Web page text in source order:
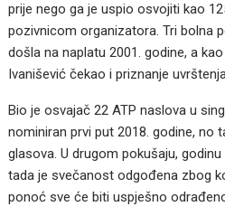
prije nego ga je uspio osvojiti kao
pozivnicom organizatora. Tri bolna
došla na naplatu 2001. godine, a
Ivanišević čekao i priznanje
Bio je osvajač 22 ATP naslova u
nominiran prvi put 2018. godine, no
glasova. U drugom pokušaju,
tada je svečanost odgođena zbog
ponoć sve će biti uspješno